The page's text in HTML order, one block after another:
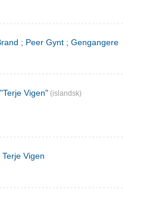
; Peer Gynt ; Gengangere
Vigen" (islandsk)
Vigen